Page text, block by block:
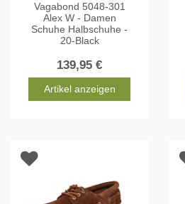
Vagabond 5048-301
Alex W - Damen
Schuhe Halbschuhe -
20-Black
139,95 €
Artikel anzeigen